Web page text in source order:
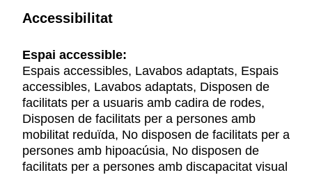
Accessibilitat
Espai accessible:
Espais accessibles, Lavabos adaptats, Espais
accessibles, Lavabos adaptats, Disposen de
facilitats per a usuaris amb cadira de rodes,
Disposen de facilitats per a persones amb
mobilitat reduïda, No disposen de facilitats per a
persones amb hipoacúsia, No disposen de
facilitats per a persones amb discapacitat visual